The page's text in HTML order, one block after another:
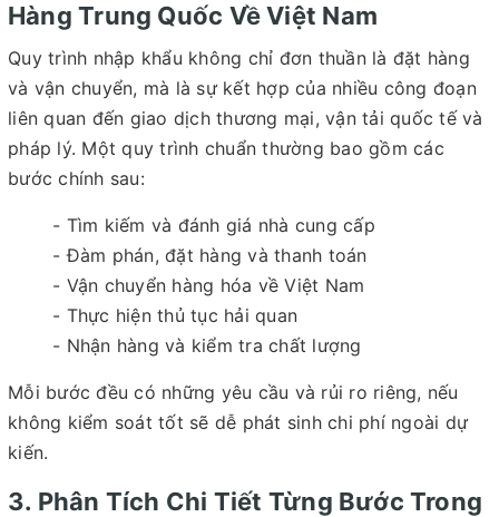
Hàng Trung Quốc Về Việt Nam
Quy trình nhập khẩu không chỉ đơn thuần là đặt hàng
và vận chuyển, mà là sự kết hợp của nhiều công đoạn
liên quan đến giao dịch thương mại, vận tải quốc tế và
pháp lý. Một quy trình chuẩn thường bao gồm các
bước chính sau:
- Tìm kiếm và đánh giá nhà cung cấp
- Đàm phán, đặt hàng và thanh toán
- Vận chuyển hàng hóa về Việt Nam
- Thực hiện thủ tục hải quan
- Nhận hàng và kiểm tra chất lượng
Mỗi bước đều có những yêu cầu và rủi ro riêng, nếu
không kiểm soát tốt sẽ dễ phát sinh chi phí ngoài dự
kiến.
3. Phân Tích Chi Tiết Từng Bước Trong